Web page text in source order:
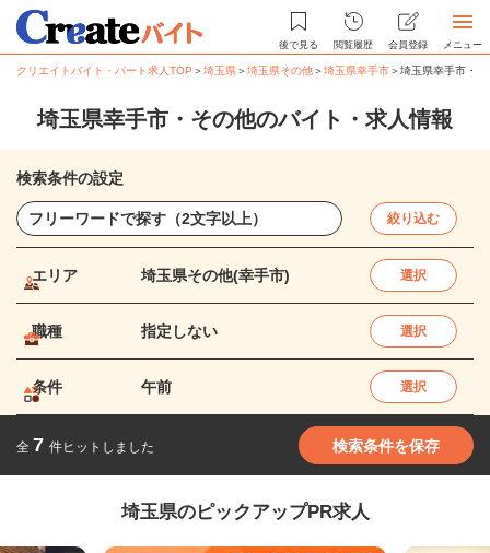
後で見る 閲覧履歴 会員登録 メニュー
クリエイトバイト・パート求人TOP ＞埼玉県＞埼玉県その他＞埼玉県幸手市＞埼玉県幸手市・
埼玉県幸手市・その他のバイト・求人情報
検索条件の設定
絞り込む
エリア 埼玉県その他(幸手市) 選択
職種 指定しない 選択
条件 午前 選択
全 7 件ヒットしました 検索条件を保存
埼玉県のピックアップPR求人